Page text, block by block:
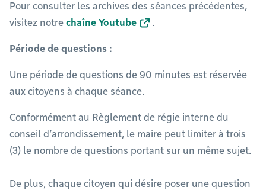
Pour consulter les archives des séances précédentes,
visitez notre chaîne Youtube .
Période de questions :
Une période de questions de 90 minutes est réservée
aux citoyens à chaque séance.
Conformément au Règlement de régie interne du
conseil d’arrondissement, le maire peut limiter à trois
(3) le nombre de questions portant sur un même sujet.
De plus, chaque citoyen qui désire poser une question